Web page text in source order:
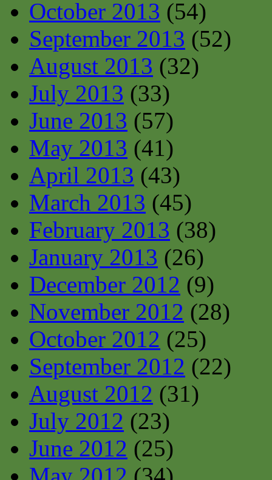
October 2013 (54)
September 2013 (52)
August 2013 (32)
July 2013 (33)
June 2013 (57)
May 2013 (41)
April 2013 (43)
March 2013 (45)
February 2013 (38)
January 2013 (26)
December 2012 (9)
November 2012 (28)
October 2012 (25)
September 2012 (22)
August 2012 (31)
July 2012 (23)
June 2012 (25)